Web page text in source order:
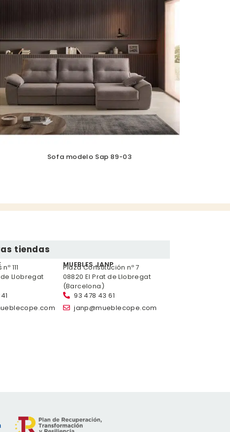
Sofa modelo Sap 89-03
tiendas
111
de Llobregat
MUEBLES JANP
Plaza Constitución nº 7
08820 El Prat de Llobregat
(Barcelona)
93 478 43 61
janp@mueblecope.com